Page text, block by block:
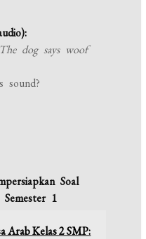
dog says woof
sound?
Soal
1
Arab Kelas 2 SMP: